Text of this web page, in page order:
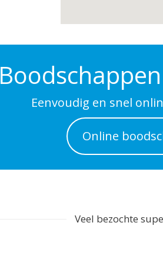
Eenvoudig en snel
Online
Veel bezochte